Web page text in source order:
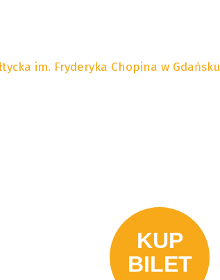
im. Fryderyka Chopina w Gdańsku